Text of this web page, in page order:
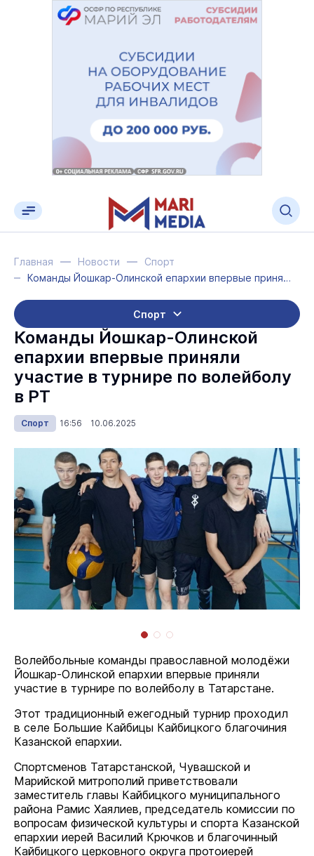
Главная Новости
Спорт
Команды Йошкар-Олинской епархии впервые приняли участие в турнире по волейболу в...
Спорт
Команды Йошкар-Олинской
епархии впервые приняли
участие в турнире по волейболу
в РТ
Спорт 16:56 10.06.2025
Волейбольные команды православной молодёжи
Йошкар-Олинской епархии впервые приняли
участие в турнире по волейболу в Татарстане.
Этот традиционный ежегодный турнир проходил
в селе Большие Кайбицы Кайбицкого благочиния
Казанской епархии.
Спортсменов Татарстанской, Чувашской и
Марийской митрополий приветствовали
заместитель главы Кайбицкого муниципального
района Рамис Хаялиев, председатель комиссии по
вопросам физической культуры и спорта Казанской
епархии иерей Василий Крючков и благочинный
Кайбицкого церковного округа протоиерей